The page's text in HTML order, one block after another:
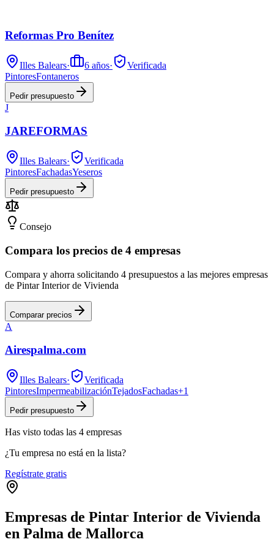
Reformas Pro Benítez
Illes Balears· 6 años·
Verificada
PintoresFontaneros
Pedir presupuesto
J
JAREFORMAS
Illes Balears·
Verificada
PintoresFachadasYeseros
Pedir presupuesto
Consejo
Compara los precios de 4 empresas
Compara y ahorra solicitando 4 presupuestos a las mejores empresas
de Pintar Interior de Vivienda
Comparar precios
A
Airespalma.com
Illes Balears·
Verificada
PintoresImpermeabilizaciónTejadosFachadas+1
Pedir presupuesto
Has visto todas las 4 empresas
¿Tu empresa no está en la lista?
Regístrate gratis
Empresas de Pintar Interior de Vivienda
en Palma de Mallorca